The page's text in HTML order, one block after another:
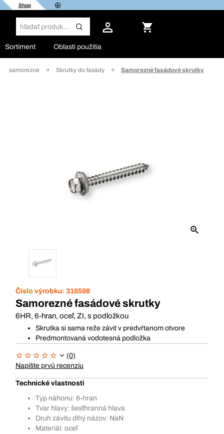
Shop
Sortiment Oblasti použitia
samorezné Skrutky do fasády Samorezné fasádové skrutky
Číslo výrobku: 316598
Samorezné fasádové skrutky
6HR, 6-hran, oceľ, ZI, s podložkou
Skrutka si sama reže závit v predvŕtanom otvore
Predmontovaná vodotesná podložka
(0)
Napíšte prvú recenziu
Technické vlastnosti
Typ náhonu: 6-hran
Tvar hlavy: šesťhranná hlava
Druh závitu dlhý názov: NaN
Materiál: oceľ